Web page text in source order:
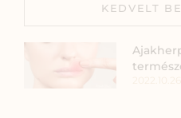
KEDVELT